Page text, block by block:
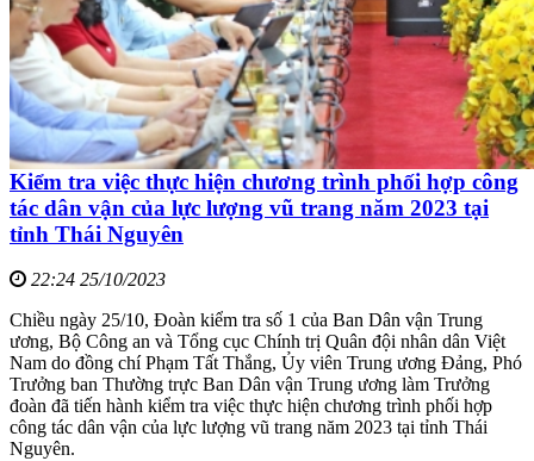
Kiểm tra việc thực hiện chương trình phối hợp công
tác dân vận của lực lượng vũ trang năm 2023 tại
tỉnh Thái Nguyên
22:24 25/10/2023
Chiều ngày 25/10, Đoàn kiểm tra số 1 của Ban Dân vận Trung
ương, Bộ Công an và Tổng cục Chính trị Quân đội nhân dân Việt
Nam do đồng chí Phạm Tất Thắng, Ủy viên Trung ương Đảng, Phó
Trưởng ban Thường trực Ban Dân vận Trung ương làm Trưởng
đoàn đã tiến hành kiểm tra việc thực hiện chương trình phối hợp
công tác dân vận của lực lượng vũ trang năm 2023 tại tỉnh Thái
Nguyên.